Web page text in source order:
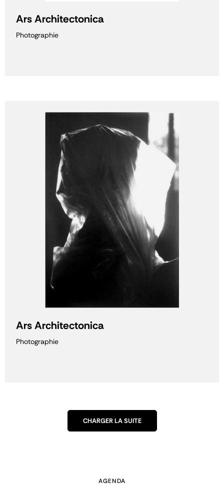
Ars Architectonica
Photographie
Ars Architectonica
Photographie
CHARGER LA SUITE
AGENDA